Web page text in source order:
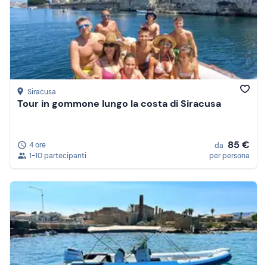
Siracusa
Tour in gommone lungo la costa di Siracusa
4 ore
1-10 partecipanti
da 85 €
per persona